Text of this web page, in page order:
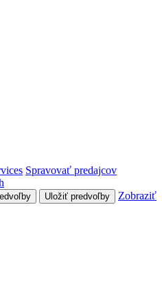
Spravovať predajcov
Uložiť predvoľby
Zobraziť